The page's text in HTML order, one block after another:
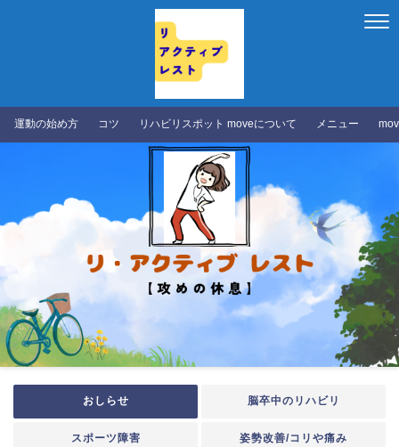
運動の始め方 コツ リハビリスポット moveについて メニュー
おしらせ 脳卒中のリハビリ
スポーツ障害 姿勢改善/コリや痛み